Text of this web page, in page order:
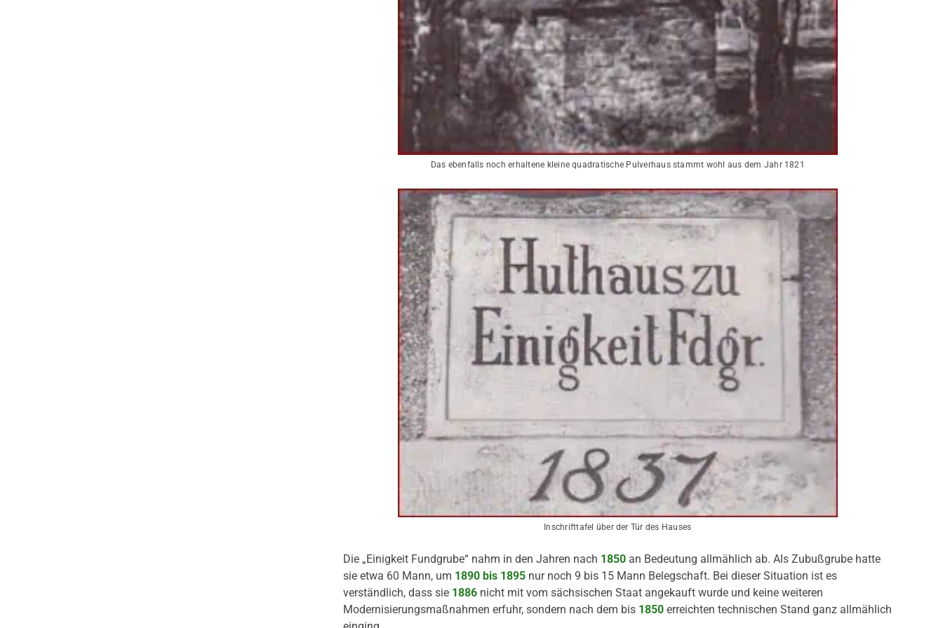
Das ebenfalls noch erhaltene kleine quadratische Pulverhaus stammt wohl aus dem Jahr 1821
Inschrifttafel über der Tür des Hauses
Die „Einigkeit Fundgrube“ nahm in den Jahren nach 1850an Bedeutung allmählich ab. Als Zubußgrube hatte
sie etwa 60 Mann, um 1890 bis 1895nur noch 9 bis 15 Mann Belegschaft. Bei dieser Situation ist es
verständlich, dass sie 1886nicht mit vom sächsischen Staat angekauft wurde und keine weiteren
Modernisierungsmaßnahmen erfuhr, sondern nach dem bis 1850erreichten technischen Stand ganz allmählich